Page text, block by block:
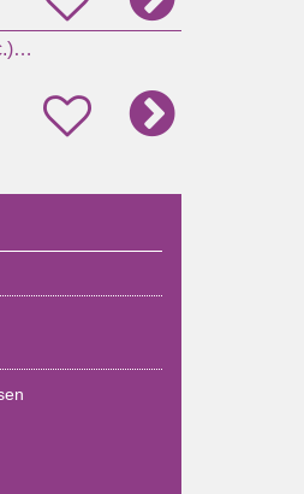
Duales Studium Hebammenwissenschaft (B.Sc.) Sommersemester 2027